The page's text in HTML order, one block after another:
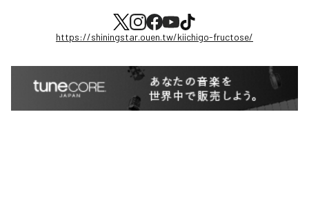
https://shiningstar.ouen.tw/kiichigo-fructose/